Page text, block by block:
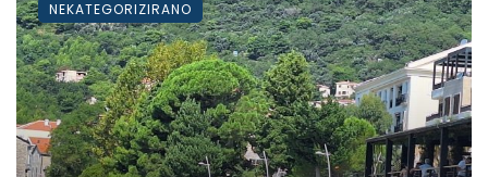
NEKATEGORIZIRANO